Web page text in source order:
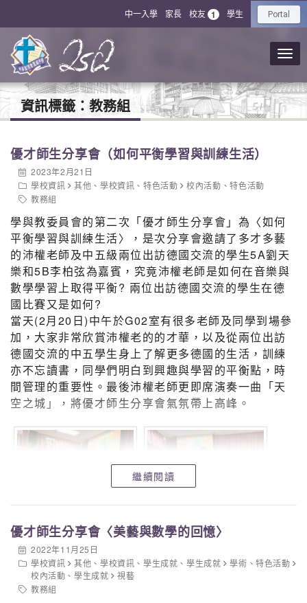
中一入學 家長 校友 1 學生 Portal
資訊標籤： 教務組
優才師生分享會（如何平衡學習與訓練生活）
2023年2月21日
學校資訊
其他 、學校資訊 、特色活動 校內活動 、特色活動
教務組
學與教委員會的第二次「優才師生分享會」為〈如何
平衡學習與訓練生活〉，是次分享會邀請了多才多藝
的沛權老師及中五級兩位出訪德國交流的學生5A劉天
樂和5B李柏弦為嘉賓，究竟沛權老師是如何在音樂與
數學學習上取得平衡? 兩位出訪德國交流的學生在德
國比賽又是如何?
當天(2月20日)中午於G02室有很多老師及同學到場參
加，大家非常欣賞沛權老的的才華，以及從兩位出訪
德國交流的中五學生身上了解更多德國的生活，訓練
亦不忘讀書，同學們明白到興趣與學習的平衡點，時
間管理的重要性。最後沛權老師更即席演奏一曲「天
空之城」，將優才師生分享會氣氛帶上高峰。
繼續閱讀
優才師生分享會〈美藝與數學的回憶〉
2022年11月25日
學校資訊
其他 、學校資訊 、學生成就 、學生成就 學術 、特色活動
校內活動 、學生成就
視藝
教務組